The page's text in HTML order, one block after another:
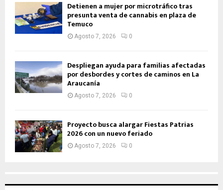
Detienen a mujer por microtráfico tras
presunta venta de cannabis en plaza de
Temuco
Agosto 7, 2026 0
Despliegan ayuda para familias afectadas
por desbordes y cortes de caminos en La
Araucanía
Agosto 7, 2026 0
Proyecto busca alargar Fiestas Patrias
2026 con un nuevo feriado
Agosto 7, 2026 0